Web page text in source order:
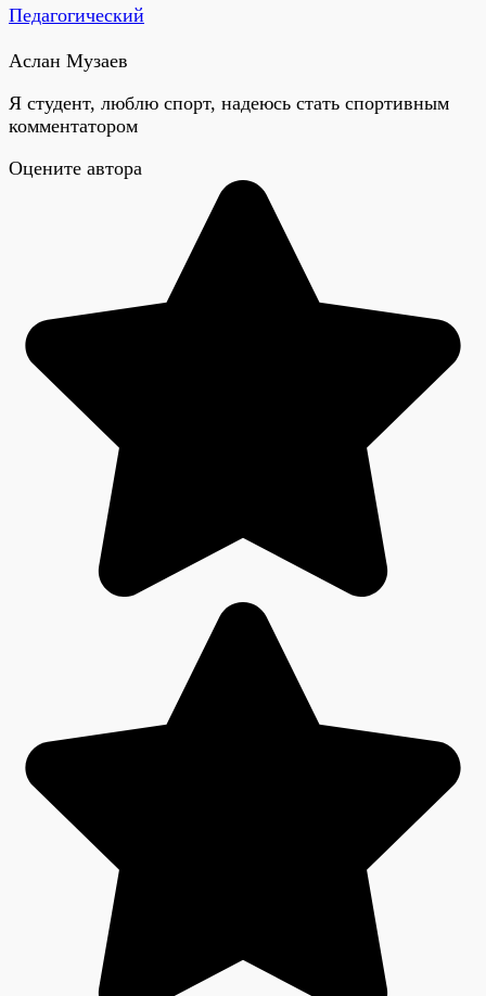
Педагогический
Аслан Музаев
Я студент, люблю спорт, надеюсь стать спортивным
комментатором
Оцените автора